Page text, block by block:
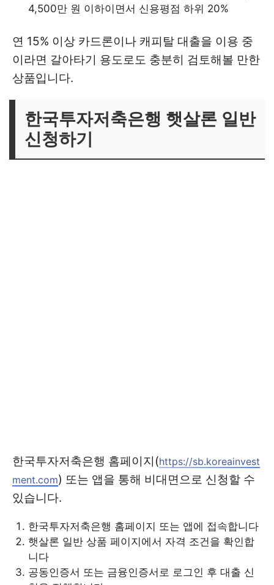
4,500만 원 이하이면서 신용평점 하위 20%
연 15% 이상 카드론이나 캐피탈 대출을 이용 중
이라면 갈아타기 용도로도 충분히 검토해볼 만한
상품입니다.
한국투자저축은행 햇살론 일반
신청하기
한국투자저축은행 홈페이지(https://sb.koreainvest
ment.com) 또는 앱을 통해 비대면으로 신청할 수
있습니다.
한국투자저축은행 홈페이지 또는 앱에 접속합니다
햇살론 일반 상품 페이지에서 자격 조건을 확인합
니다
공동인증서 또는 금융인증서로 로그인 후 대출 신